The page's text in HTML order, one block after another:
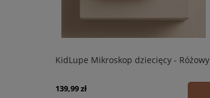
KidLupe Mikroskop dziecięcy - Różowy
139,99 zł